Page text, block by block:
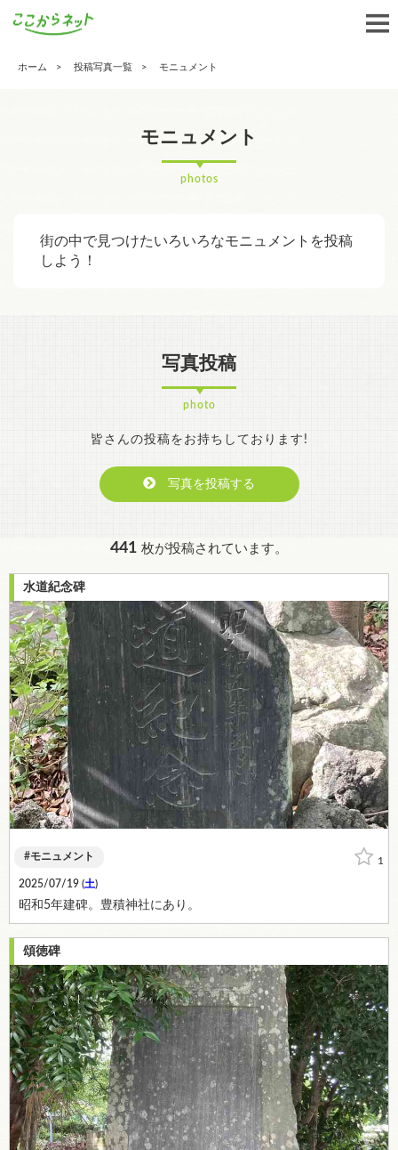
ホーム 投稿写真一覧 モニュメント
モニュメント
photos
街の中で見つけたいろいろなモニュメントを投稿
しよう！
写真投稿
photo
皆さんの投稿をお持ちしております!
写真を投稿する
441 枚が投稿されています。
水道紀念碑
1
モニュメント
2025/07/19 (土)
昭和5年建碑。豊積神社にあり。
頌徳碑